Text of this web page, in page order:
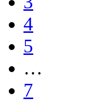
4
5
…
7